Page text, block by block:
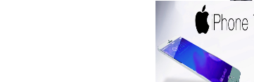
מעגל ריסים חשמלי
40
₪
מידע נוסף